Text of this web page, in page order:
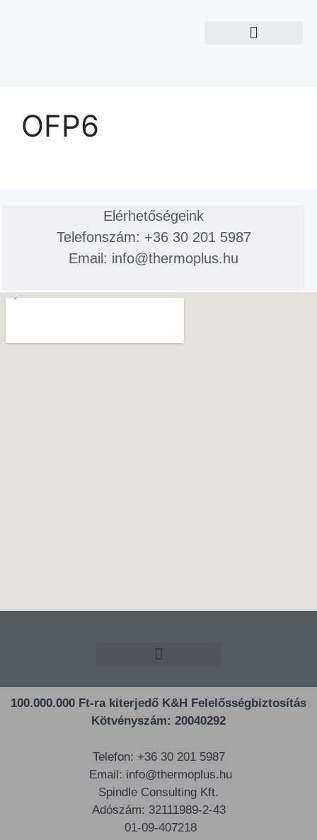
OFP6
Elérhetőségeink
Telefonszám: +36 30 201 5987
Email: info@thermoplus.hu
100.000.000 Ft-ra kiterjedő K&H Felelősségbiztosítás
Kötvényszám: 20040292
Telefon: +36 30 201 5987
Email: info@thermoplus.hu
Spindle Consulting Kft.
Adószám: 32111989-2-43
01-09-407218